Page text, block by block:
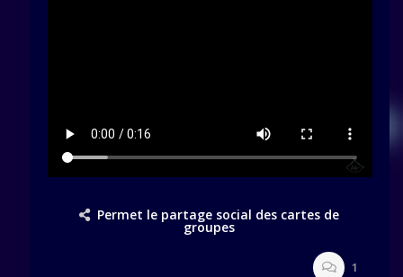
Permet le partage social des cartes de
groupes
1